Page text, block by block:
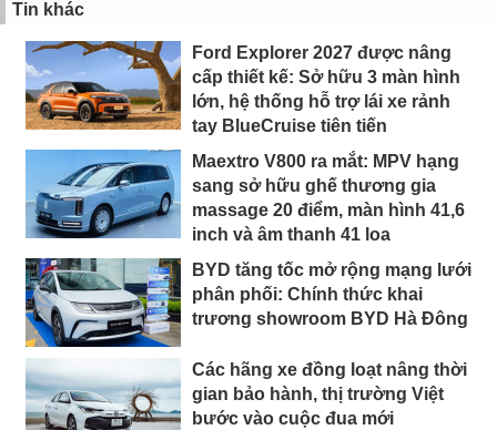
Tin khác
Ford Explorer 2027 được nâng
cấp thiết kế: Sở hữu 3 màn hình
lớn, hệ thống hỗ trợ lái xe rảnh
tay BlueCruise tiên tiến
Maextro V800 ra mắt: MPV hạng
sang sở hữu ghế thương gia
massage 20 điểm, màn hình 41,6
inch và âm thanh 41 loa
BYD tăng tốc mở rộng mạng lưới
phân phối: Chính thức khai
trương showroom BYD Hà Đông
Các hãng xe đồng loạt nâng thời
gian bảo hành, thị trường Việt
bước vào cuộc đua mới